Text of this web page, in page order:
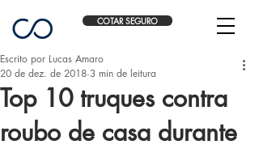
COTAR SEGURO
Top 10 truques contra
roubo de casa durante
Escrito por Lucas Amaro
20 de dez. de 2018 3 min de leitura